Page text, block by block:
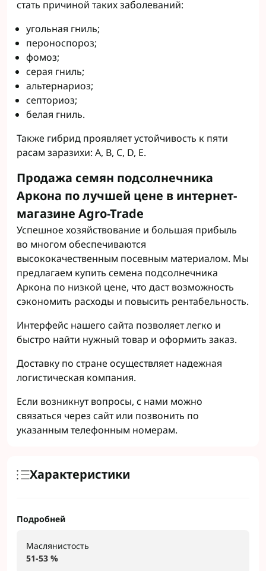
стать причиной таких заболеваний:
угольная гниль;
пероноспороз;
фомоз;
серая гниль;
альтернариоз;
септориоз;
белая гниль.
Также гибрид проявляет устойчивость к пяти
расам заразихи: A, B, C, D, E.
Продажа семян подсолнечника
Аркона по лучшей цене в интернет-
магазине Agro-Trade
Успешное хозяйствование и большая прибыль
во многом обеспечиваются
высококачественным посевным материалом. Мы
предлагаем купить семена подсолнечника
Аркона по низкой цене, что даст возможность
сэкономить расходы и повысить рентабельность.
Интерфейс нашего сайта позволяет легко и
быстро найти нужный товар и оформить заказ.
Доставку по стране осуществляет надежная
логистическая компания.
Если возникнут вопросы, с нами можно
связаться через сайт или позвонить по
указанным телефонным номерам.
Характеристики
Подробней
Маслянистость
51-53 %